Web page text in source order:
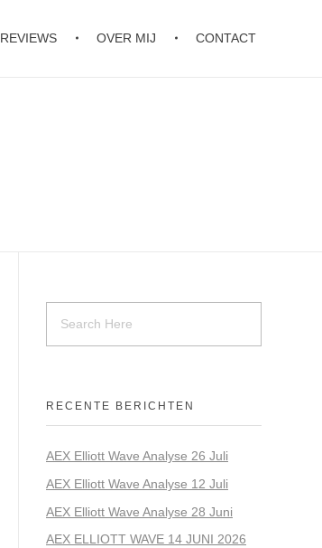
REVIEWS OVER MIJ CONTACT
RECENTE BERICHTEN
AEX Elliott Wave Analyse 26 Juli
AEX Elliott Wave Analyse 12 Juli
AEX Elliott Wave Analyse 28 Juni
AEX ELLIOTT WAVE 14 JUNI 2026